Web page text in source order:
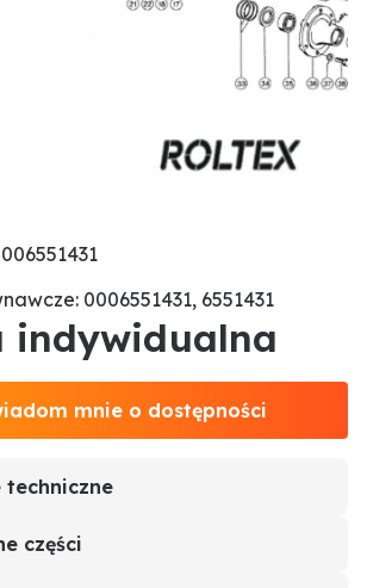
0006551431, 6551431
indywidualna
mnie o dostępności
techniczne
części